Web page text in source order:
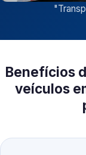
"
Benefícios
veículos